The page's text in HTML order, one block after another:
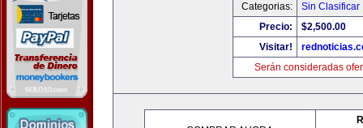
Categorias:
Sin Clasificar
Precio:
$2,500.00
Visitar!
Serán consideradas